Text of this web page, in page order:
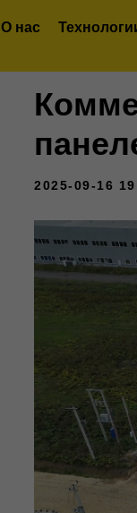
О нас
2025-09-16